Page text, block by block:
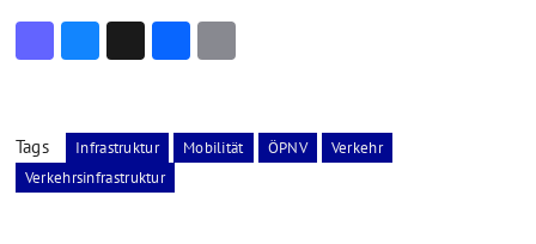
M
d
o
Bl
ky
X F
b
E
l
Tags Infrastruktur Mobilität ÖPNV
Verkehr
Verkehrsinfrastruktur